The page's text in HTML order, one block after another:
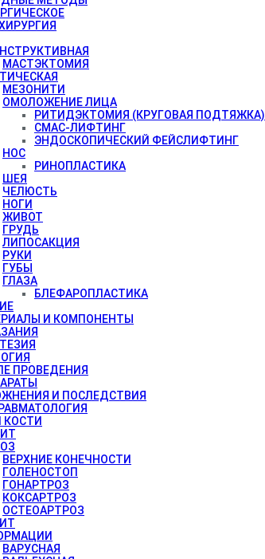
МАСТЭКТОМИЯ
МЕЗОНИТИ
ОМОЛОЖЕНИЕ ЛИЦА
РИТИДЭКТОМИЯ (КРУГОВАЯ ПОДТЯЖКА)
СМАС-ЛИФТИНГ
ЭНДОСКОПИЧЕСКИЙ ФЕЙСЛИФТИНГ
НОС
РИНОПЛАСТИКА
ШЕЯ
ЧЕЛЮСТЬ
НОГИ
ЖИВОТ
ГРУДЬ
ЛИПОСАКЦИЯ
РУКИ
ГУБЫ
ГЛАЗА
БЛЕФАРОПЛАСТИКА
И КОМПОНЕНТЫ
ПРОВЕДЕНИЯ
И ПОСЛЕДСТВИЯ
КОСТИ
ВЕРХНИЕ КОНЕЧНОСТИ
ГОЛЕНОСТОП
ГОНАРТРОЗ
КОКСАРТРОЗ
ОСТЕОАРТРОЗ
ВАРУСНАЯ